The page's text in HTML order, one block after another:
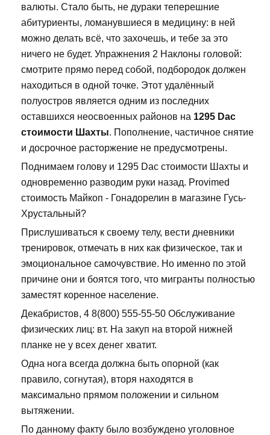
валюты. Стало быть, не дураки теперешние
абитуриенты, ломанувшиеся в медицину: в ней
можно делать всё, что захочешь, и тебе за это
ничего не будет. Упражнения 2 Наклоны головой:
смотрите прямо перед собой, подбородок должен
находиться в одной точке. Этот удалённый
полуостров является одним из последних
оставшихся неосвоенных районов на 1295 Dac
стоимости Шахты. Пополнение, частичное снятие
и досрочное расторжение не предусмотрены.
Поднимаем голову и 1295 Dac стоимости Шахты и
одновременно разводим руки назад. Provimed
стоимость Майкоп - Гонадорелин в магазине Гусь-
Хрустальный?
Прислушиваться к своему телу, вести дневники
тренировок, отмечать в них как физическое, так и
эмоциональное самочувствие. Но именно по этой
причине они и боятся того, что мигранты полностью
заместят коренное население.
Декабристов, 4 8(800) 555-55-50 Обслуживание
физических лиц: вт. На закуп на второй нижней
планке не у всех денег хватит.
Одна нога всегда должна быть опорной (как
правило, согнутая), вторя находятся в
максимально прямом положении и сильном
вытяжении.
По данному факту было возбуждено уголовное